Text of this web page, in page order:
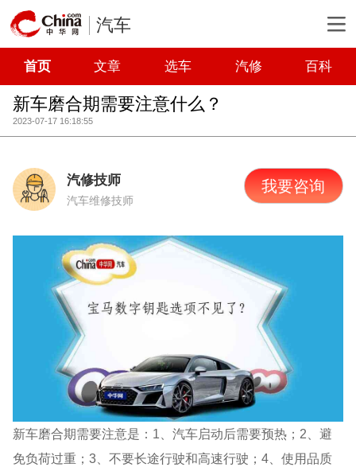
汽车
首页 文章 选车 汽修 百科
新车磨合期需要注意什么？
2023-07-17 16:18:55
汽修技师
汽车维修技师
我要咨询
新车磨合期需要注意是：1、汽车启动后需要预热；2、避
免负荷过重；3、不要长途行驶和高速行驶；4、使用品质